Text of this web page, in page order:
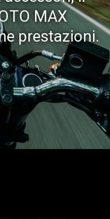
MAX
prestazioni.